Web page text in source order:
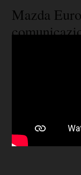
Mazda
Guarda il video sulla